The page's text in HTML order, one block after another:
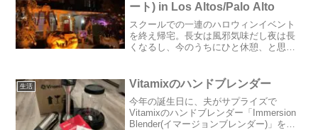
ート) in Los Altos/Palo Alto
スクールでの一連のハロウィンイベント
を終え帰宅。長女は風邪気味だし夜は長
くなるし、今のうちにひと休憩、と思っ
お誘いが。せっかくなので重い腰をあげ
行ってみ...
生活 Vitamixのハンドブレンダー
今年の誕生日に、夫がサプライズで
Vitamixのハンドブレンダー「Immersion
Blender(イマージョンブレンダー)」をプ